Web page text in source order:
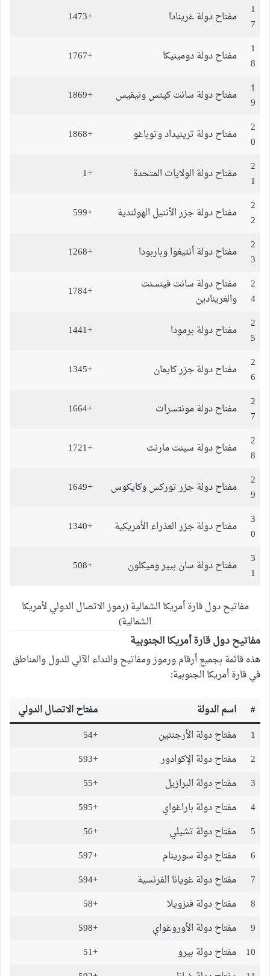
1
7
مفتاح دولة غرينادا
+1473
1
8
مفتاح دولة دومينيكا
+1767
1
9
مفتاح دولة سانت كيتس ونيفيس
+1869
2
0
مفتاح دولة ترينيداد وتوباغو
+1868
2
1
مفتاح دولة الولايات المتحدة
+1
2
2
مفتاح دولة جزر الأنتيل الهولندية
+599
2
3
مفتاح دولة أنتيغوا وباربودا
+1268
2
4
مفتاح دولة سانت فينسنت
والغرينادين
+1784
2
5
مفتاح دولة برمودا
+1441
2
6
مفتاح دولة جزر كايمان
+1345
2
7
مفتاح دولة مونتسرات
+1664
2
8
مفتاح دولة سينت مارنت
+1721
2
9
مفتاح دولة جزر توركس وكايكوس
+1649
3
0
مفتاح دولة جزر العذراء الأمريكية
+1340
3
1
مفتاح دولة سان بيير وميكلون +508
مفاتيح دول قارة أمريكا الشمالية (رموز الاتصال الدولي لأمريكا
الشمالية)
مفاتيح دول قارة أمريكا الجنوبية
هذه قائمة بجميع أرقام ورموز ومفاتيح والنداء الآلي للدول والمناطق
في قارة أمريكا الجنوبية:
#
اسم الدولة
مفتاح الاتصال الدولي
1
مفتاح دولة الأرجنتين
+54
2
مفتاح دولة الإكوادور
+593
3
مفتاح دولة البرازيل
+55
4
مفتاح دولة باراغواي
+595
5
مفتاح دولة تشيلي
+56
6
مفتاح دولة سورينام
+597
7
مفتاح دولة غويانا الفرنسية
+594
8
مفتاح دولة فنزويلا
+58
9
مفتاح دولة الأوروغواي
+598
10
مفتاح دولة بيرو
+51